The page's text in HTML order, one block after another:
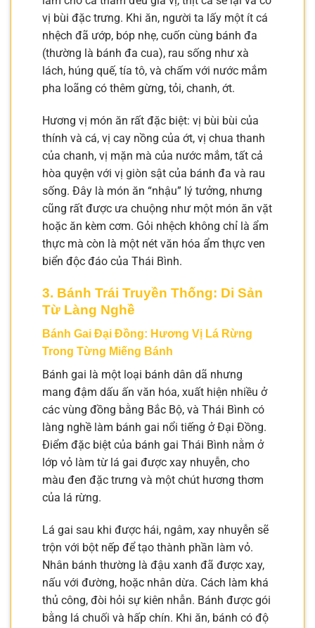
vị bùi đặc trưng. Khi ăn, người ta lấy một ít cá
nhệch đã ướp, bóp nhẹ, cuốn cùng bánh đa
(thường là bánh đa cua), rau sống như xà
lách, húng quế, tía tô, và chấm với nước mắm
pha loãng có thêm gừng, tỏi, chanh, ớt.
Hương vị món ăn rất đặc biệt: vị bùi bùi của
thính và cá, vị cay nồng của ớt, vị chua thanh
của chanh, vị mặn mà của nước mắm, tất cả
hòa quyện với vị giòn sật của bánh đa và rau
sống. Đây là món ăn “nhậu” lý tưởng, nhưng
cũng rất được ưa chuộng như một món ăn vặt
hoặc ăn kèm cơm. Gỏi nhệch không chỉ là ẩm
thực mà còn là một nét văn hóa ẩm thực ven
biển độc đáo của Thái Bình.
3. Bánh Trái Truyền Thống: Di Sản
Từ Làng Nghề
Bánh Gai Đại Đồng: Hương Vị Lá Rừng
Trong Từng Miếng Bánh
Bánh gai là một loại bánh dân dã nhưng
mang đậm dấu ấn văn hóa, xuất hiện nhiều ở
các vùng đồng bằng Bắc Bộ, và Thái Bình có
làng nghề làm bánh gai nổi tiếng ở Đại Đồng.
Điểm đặc biệt của bánh gai Thái Bình nằm ở
lớp vỏ làm từ lá gai được xay nhuyễn, cho
màu đen đặc trưng và một chút hương thơm
của lá rừng.
Lá gai sau khi được hái, ngâm, xay nhuyễn sẽ
trộn với bột nếp để tạo thành phần làm vỏ.
Nhân bánh thường là đậu xanh đã được xay,
nấu với đường, hoặc nhân dừa. Cách làm khá
thủ công, đòi hỏi sự kiên nhẫn. Bánh được gói
bằng lá chuối và hấp chín. Khi ăn, bánh có độ